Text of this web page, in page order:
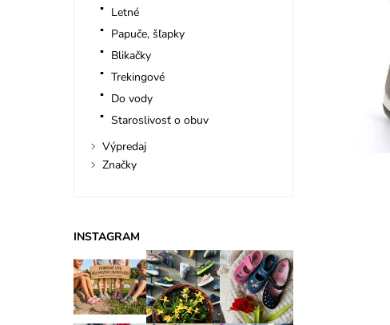
Letné
Papuče, šľapky
Blikačky
Trekingové
Do vody
Staroslivosť o obuv
Výpredaj
Značky
INSTAGRAM